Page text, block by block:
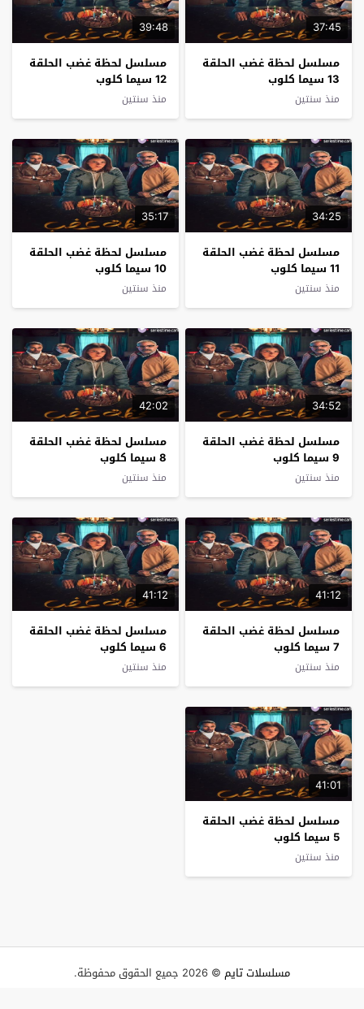
37:45
مسلسل لحظة غضب الحلقة
13 سيما كلوب
منذ سنتين
39:48
مسلسل لحظة غضب الحلقة
12 سيما كلوب
منذ سنتين
34:25
مسلسل لحظة غضب الحلقة
11 سيما كلوب
منذ سنتين
35:17
مسلسل لحظة غضب الحلقة
10 سيما كلوب
منذ سنتين
34:52
مسلسل لحظة غضب الحلقة
9 سيما كلوب
منذ سنتين
42:02
مسلسل لحظة غضب الحلقة
8 سيما كلوب
منذ سنتين
41:12
مسلسل لحظة غضب الحلقة
7 سيما كلوب
منذ سنتين
41:12
مسلسل لحظة غضب الحلقة
6 سيما كلوب
منذ سنتين
41:01
مسلسل لحظة غضب الحلقة
5 سيما كلوب
منذ سنتين
مسلسلات تايم © 2026 جميع الحقوق محفوظة.